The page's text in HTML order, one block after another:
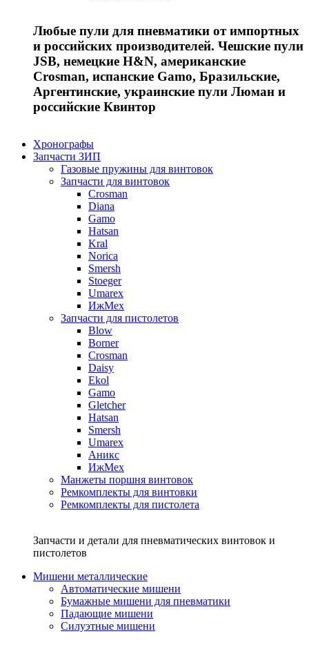
Любые пули для пневматики от импортных
и российских производителей. Чешские пули
JSB, немецкие H&N, американские
Crosman, испанские Gamo, Бразильские,
Аргентинские, украинские пули Люман и
российские Квинтор
Хронографы
Запчасти ЗИП
Газовые пружины для винтовок
Запчасти для винтовок
Crosman
Diana
Gamo
Hatsan
Kral
Norica
Smersh
Stoeger
Umarex
ИжМех
Запчасти для пистолетов
Blow
Borner
Crosman
Daisy
Ekol
Gamo
Gletcher
Hatsan
Smersh
Umarex
Аникс
ИжМех
Манжеты поршня винтовок
Ремкомплекты для винтовки
Ремкомплекты для пистолета
Запчасти и детали для пневматических винтовок и
пистолетов
Мишени металлические
Автоматические мишени
Бумажные мишени для пневматики
Падающие мишени
Силуэтные мишени